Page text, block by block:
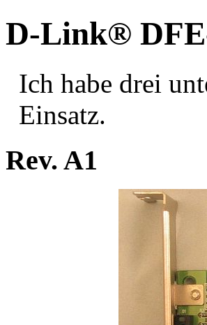
D-Link®
Ich habe drei
Einsatz.
Rev. A1